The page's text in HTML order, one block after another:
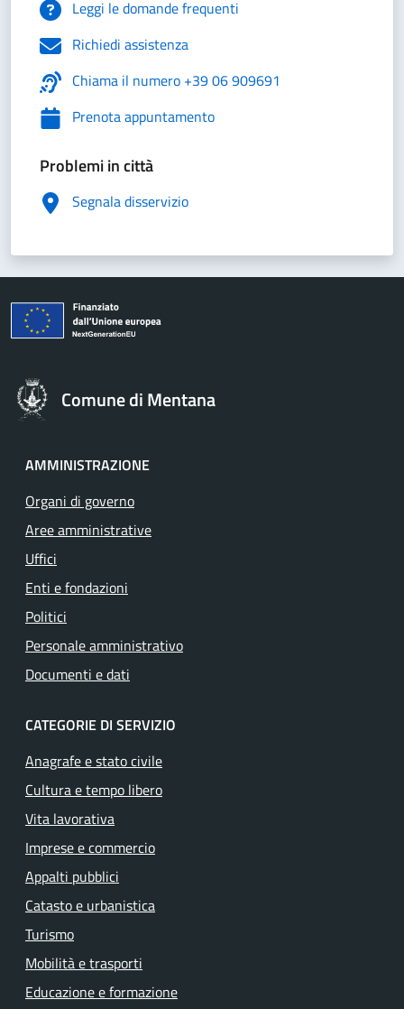
Leggi le domande frequenti
Richiedi assistenza
Chiama il numero +39 06 909691
Prenota appuntamento
Problemi in città
Segnala disservizio
Comune di Mentana
AMMINISTRAZIONE
Organi di governo
Aree amministrative
Uffici
Enti e fondazioni
Politici
Personale amministrativo
Documenti e dati
CATEGORIE DI SERVIZIO
Anagrafe e stato civile
Cultura e tempo libero
Vita lavorativa
Imprese e commercio
Appalti pubblici
Catasto e urbanistica
Turismo
Mobilità e trasporti
Educazione e formazione